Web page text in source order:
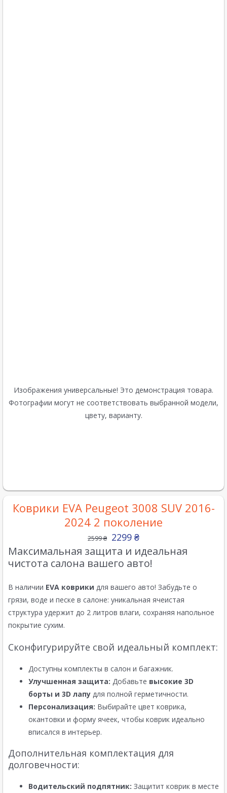
Изображения универсальные! Это демонстрация товара.
Фотографии могут не соответствовать выбранной модели,
цвету, варианту.
Коврики EVA Peugeot 3008 SUV 2016-
2024 2 поколение
2599₴ 2299 ₴
Максимальная защита и идеальная
чистота салона вашего авто!
В наличии EVA коврики для вашего авто! Забудьте о
грязи, воде и песке в салоне: уникальная ячеистая
структура удержит до 2 литров влаги, сохраняя напольное
покрытие сухим.
Сконфигурируйте свой идеальный комплект:
Доступны комплекты в салон и багажник.
Улучшенная защита: Добавьте высокие 3D
борты и 3D лапу для полной герметичности.
Персонализация: Выбирайте цвет коврика,
окантовки и форму ячеек, чтобы коврик идеально
вписался в интерьер.
Дополнительная комплектация для
долговечности:
Водительский подпятник: Защитит коврик в месте